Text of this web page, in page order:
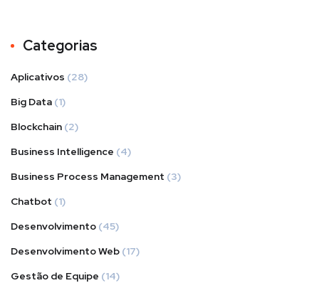
Categorias
Aplicativos (28)
Big Data (1)
Blockchain (2)
Business Intelligence (4)
Business Process Management (3)
Chatbot (1)
Desenvolvimento (45)
Desenvolvimento Web (17)
Gestão de Equipe (14)